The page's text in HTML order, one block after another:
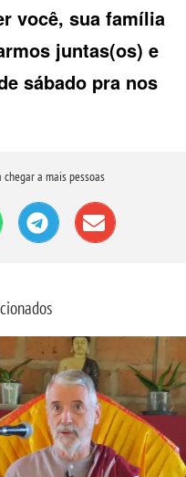
você, sua família
juntas(os) e
sábado pra nos
a mais pessoas